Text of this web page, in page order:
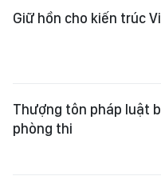
Giữ hồn cho kiến trúc
Thượng tôn pháp luật
phòng thi